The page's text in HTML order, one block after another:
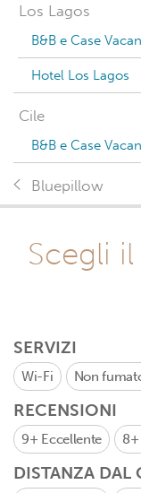
Los Lagos
B&B e Case
Hotel Los Lagos
Cile
B&B e Case
Bluepillow
Scegli
SERVIZI
Wi-Fi Non
RECENSIONI
9+ Eccellente 8+
DISTANZA DAL